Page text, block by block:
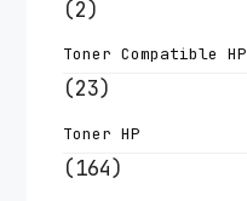
(2)
Toner Compatible HP
(23)
Toner HP
(164)